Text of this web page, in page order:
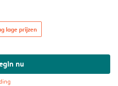
lage prijzen
nu